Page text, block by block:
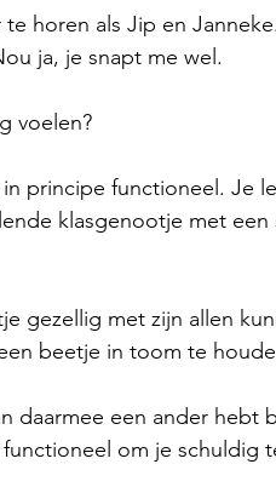
horen als Jip en
ja, je snapt me wel.
voelen?
principe functioneel. Je
klasgenootje met
gezellig met zijn allen
beetje in toom te
daarmee een ander hebt
om je schuldig